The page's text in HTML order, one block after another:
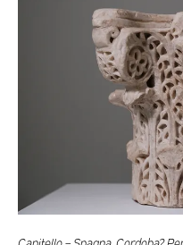
Capitello – Spagna, Cordoba?